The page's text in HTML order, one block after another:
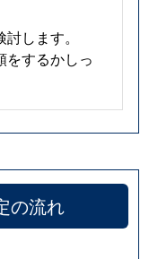
します。
をするかしっ
の流れ